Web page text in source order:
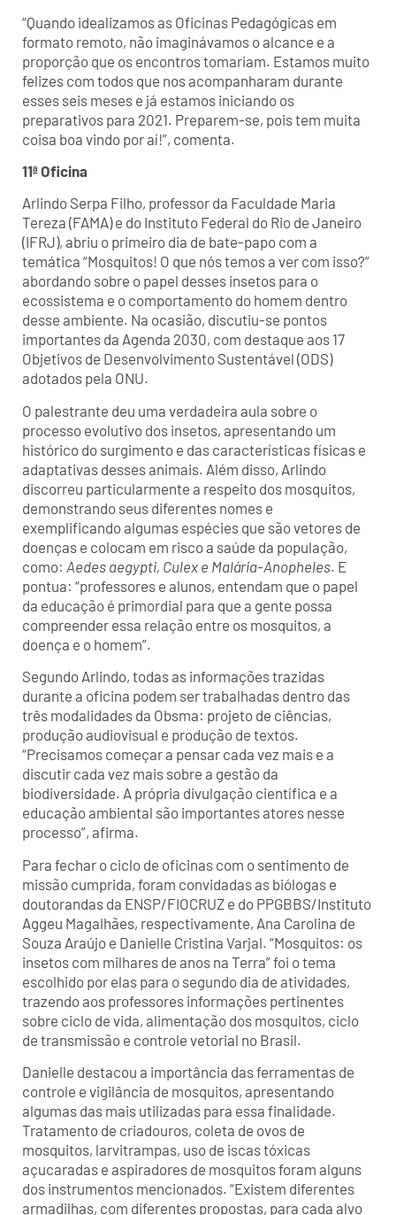
“Quando idealizamos as Oficinas Pedagógicas em
formato remoto, não imaginávamos o alcance e a
proporção que os encontros tomariam. Estamos muito
felizes com todos que nos acompanharam durante
esses seis meses e já estamos iniciando os
preparativos para 2021. Preparem-se, pois tem muita
coisa boa vindo por aí!”, comenta.
11ª Oficina
Arlindo Serpa Filho, professor da Faculdade Maria
Tereza (FAMA) e do Instituto Federal do Rio de Janeiro
(IFRJ), abriu o primeiro dia de bate-papo com a
temática “Mosquitos! O que nós temos a ver com isso?”
abordando sobre o papel desses insetos para o
ecossistema e o comportamento do homem dentro
desse ambiente. Na ocasião, discutiu-se pontos
importantes da Agenda 2030, com destaque aos 17
Objetivos de Desenvolvimento Sustentável (ODS)
adotados pela ONU.
O palestrante deu uma verdadeira aula sobre o
processo evolutivo dos insetos, apresentando um
histórico do surgimento e das características físicas e
adaptativas desses animais. Além disso, Arlindo
discorreu particularmente a respeito dos mosquitos,
demonstrando seus diferentes nomes e
exemplificando algumas espécies que são vetores de
doenças e colocam em risco a saúde da população,
como: Aedes aegypti, Culex e Malária-Anopheles. E
pontua: “professores e alunos, entendam que o papel
da educação é primordial para que a gente possa
compreender essa relação entre os mosquitos, a
doença e o homem”.
Segundo Arlindo, todas as informações trazidas
durante a oficina podem ser trabalhadas dentro das
três modalidades da Obsma: projeto de ciências,
produção audiovisual e produção de textos.
“Precisamos começar a pensar cada vez mais e a
discutir cada vez mais sobre a gestão da
biodiversidade. A própria divulgação científica e a
educação ambiental são importantes atores nesse
processo”, afirma.
Para fechar o ciclo de oficinas com o sentimento de
missão cumprida, foram convidadas as biólogas e
doutorandas da ENSP/FIOCRUZ e do PPGBBS/Instituto
Aggeu Magalhães, respectivamente, Ana Carolina de
Souza Araújo e Danielle Cristina Varjal. “Mosquitos: os
insetos com milhares de anos na Terra” foi o tema
escolhido por elas para o segundo dia de atividades,
trazendo aos professores informações pertinentes
sobre ciclo de vida, alimentação dos mosquitos, ciclo
de transmissão e controle vetorial no Brasil.
Danielle destacou a importância das ferramentas de
controle e vigilância de mosquitos, apresentando
algumas das mais utilizadas para essa finalidade.
Tratamento de criadouros, coleta de ovos de
mosquitos, larvitrampas, uso de iscas tóxicas
açucaradas e aspiradores de mosquitos foram alguns
dos instrumentos mencionados. “Existem diferentes
armadilhas, com diferentes propostas, para cada alvo